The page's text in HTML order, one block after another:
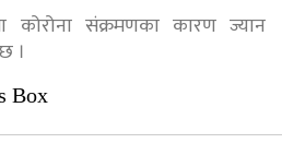
कोरोना संक्रमणका कारण ज्यान
।
Box